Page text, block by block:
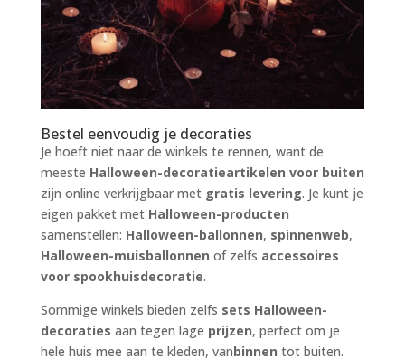
Bestel eenvoudig je decoraties
Je hoeft niet naar de winkels te rennen, want de
meeste Halloween-decoratieartikelen voor buiten
zijn online verkrijgbaar met gratis levering. Je kunt je
eigen pakket met Halloween-producten
samenstellen: Halloween-ballonnen, spinnenweb,
Halloween-muisballonnen of zelfs accessoires
voor spookhuisdecoratie.
Sommige winkels bieden zelfs sets Halloween-
decoraties aan tegen lage prijzen, perfect om je
hele huis mee aan te kleden, vanbinnen tot buiten.